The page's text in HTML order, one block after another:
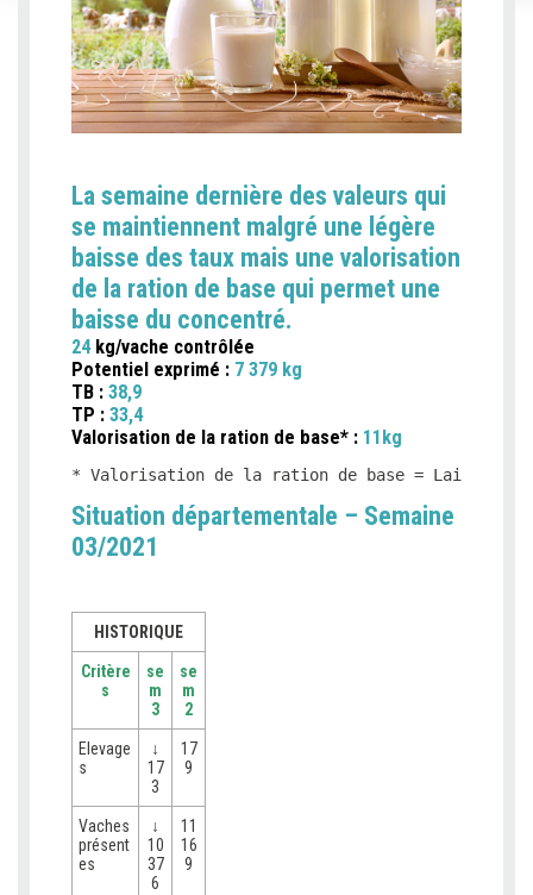
La semaine dernière des valeurs qui
se maintiennent malgré une légère
baisse des taux mais une valorisation
de la ration de base qui permet une
baisse du concentré.
24 kg/vache contrôlée
Potentiel exprimé : 7 379 kg
TB : 38,9
TP : 33,4
Valorisation de la ration de base* : 11kg
* Valorisation de la ration de base = Lait
Situation départementale – Semaine
03/2021
HISTORIQUE
Critère
s
se
m
3
se
m
2
Elevage
s
↓
17
3
17
9
Vaches
présent
es
↓
10
37
6
11
16
9